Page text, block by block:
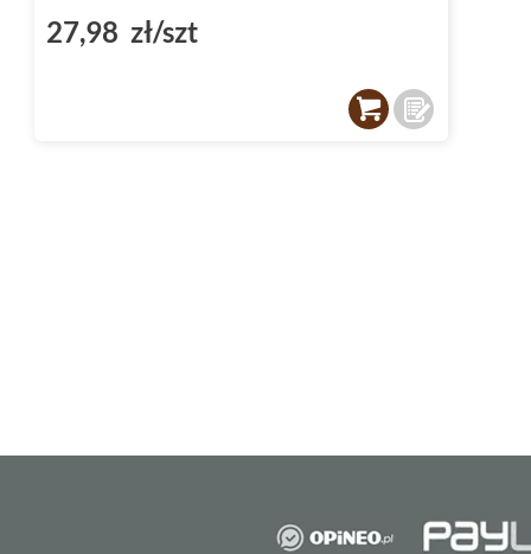
Materiałem, z którego wykonane są płytki
Jest to materiał niezwykle estetyczny,
odporny na wilgoć oraz zabrudzenia.
Bellante są idealnym wyborem do każdego
Bellante
Wykończenie powierzchni płytek z kolekcji
27,98 zł/szt